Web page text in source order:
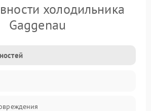
холодильника
Gaggenau